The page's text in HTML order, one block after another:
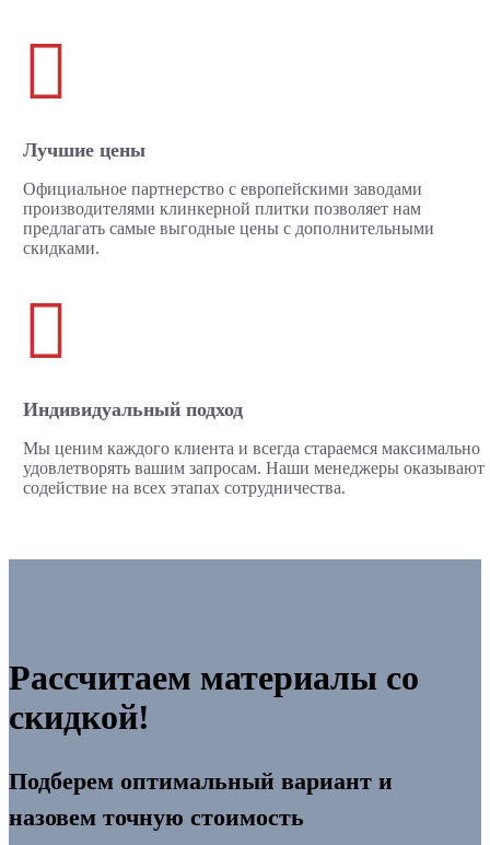

Лучшие цены
Официальное партнерство с европейскими заводами
производителями клинкерной плитки позволяет нам
предлагать самые выгодные цены с дополнительными
скидками.

Индивидуальный подход
Мы ценим каждого клиента и всегда стараемся максимально
удовлетворять вашим запросам. Наши менеджеры оказывают
содействие на всех этапах сотрудничества.
Рассчитаем материалы со
скидкой!
Подберем оптимальный вариант и
назовем точную стоимость